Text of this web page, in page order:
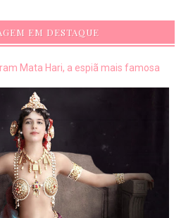
EM DESTAQUE
Mata Hari, a espiã mais famosa